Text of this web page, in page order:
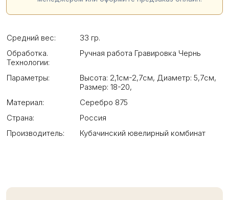
Средний вес:
33 гр.
Обработка.
Технологии:
Ручная работа Гравировка Чернь
Параметры: Высота: 2,1см-2,7см, Диаметр: 5,7см,
Размер: 18-20,
Материал:
Серебро 875
Страна:
Россия
Производитель:
Кубачинский ювелирный комбинат